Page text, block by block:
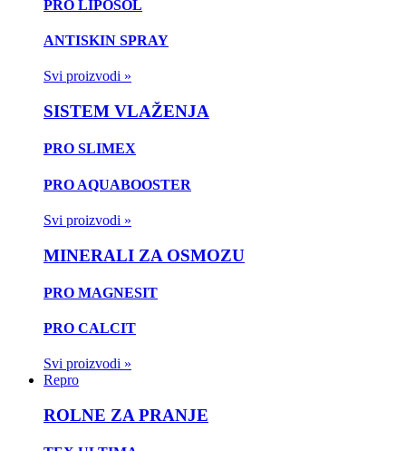
PRO LIPOSOL
ANTISKIN SPRAY
Svi proizvodi »
SISTEM VLAŽENJA
PRO SLIMEX
PRO AQUABOOSTER
Svi proizvodi »
MINERALI ZA OSMOZU
PRO MAGNESIT
PRO CALCIT
Svi proizvodi »
Repro
ROLNE ZA PRANJE